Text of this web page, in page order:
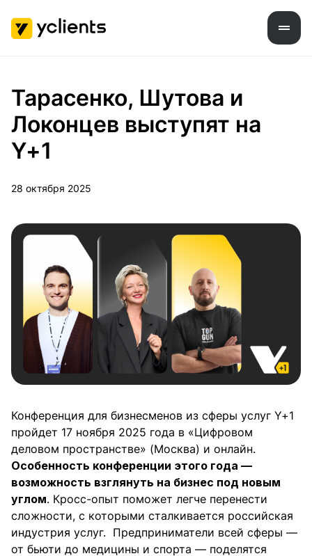
Тарасенко, Шутова и
Локонцев выступят на
Y+1
28 октября 2025
Конференция для бизнесменов из сферы услуг Y+1
пройдет 17 ноября 2025 года в «Цифровом
деловом пространстве» (Москва) и онлайн.
Особенность конференции этого года —
возможность взглянуть на бизнес под новым
углом. Кросс-опыт поможет легче перенести
сложности, с которыми сталкивается российская
индустрия услуг. Предприниматели всей сферы —
от бьюти до медицины и спорта — поделятся